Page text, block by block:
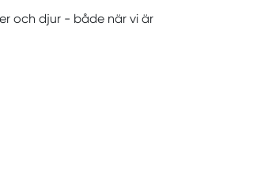
och djur - både när vi är